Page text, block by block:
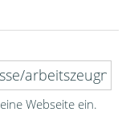
Webseite ein.